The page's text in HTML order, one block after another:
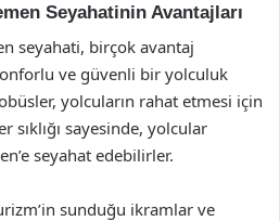
Seyahatinin Avantajları
seyahati, birçok avantaj
ve güvenli bir yolculuk
yolcuların rahat etmesi için
sıklığı sayesinde, yolcular
seyahat edebilirler.
sunduğu ikramlar ve